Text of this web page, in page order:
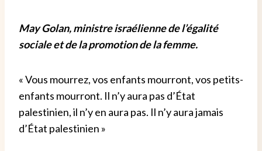
May Golan, ministre israélienne de l’égalité
sociale et de la promotion de la femme.
« Vous mourrez, vos enfants mourront, vos petits-
enfants mourront. Il n’y aura pas d’État
palestinien, il n’y en aura pas. Il n’y aura jamais
d’État palestinien »